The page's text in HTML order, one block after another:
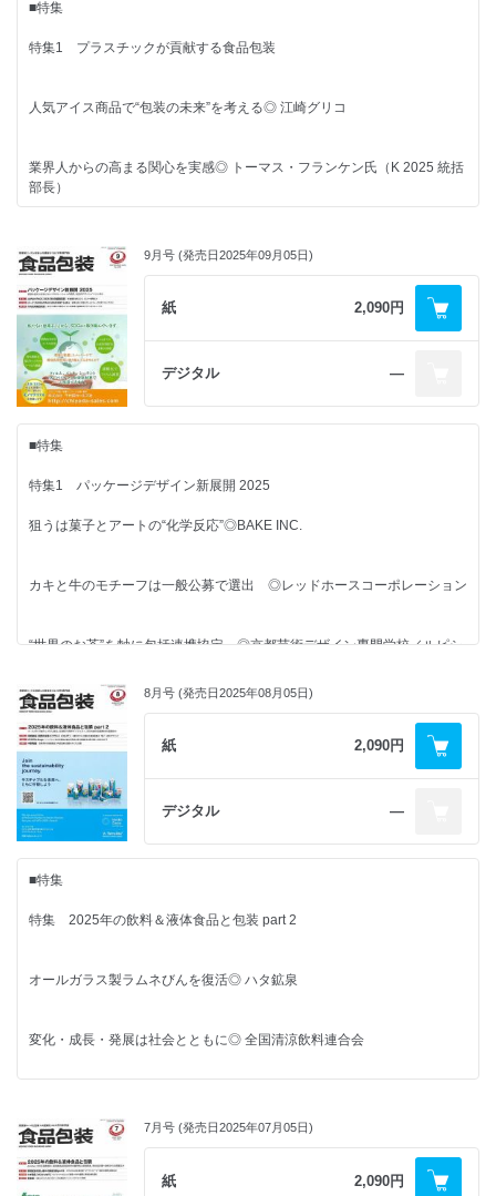
業界ウォッチャーズ
月刊非食品包装
購読申込書
広告索引
櫻正宗
マルコメ
日本包装学会
■その他
業界ウォッチャーズ
包装タイムスダイジェスト
月刊非食品包装
包装から見たバイオプラスチック関連企業
環境対応材料としてのプレゼンスは今でも健在◎ 松田修成
■連載
生成AIが拓くデザインの可能性 ◎ 田原未沙記
RFタグ進化論
久しぶりのももクロZ 熟練と成熟 ◎ 寺浦信之
■コラム
記念日でたどる 食品包装 歳時記
庶民文化の図像学
便利なボトルキャップで旅も快適に ◎ 筒巳素
■NEWS & TOPICS
Clear
エミリア・ロマーニャ州
メッセ・デュッセルドルフ・ジャパン
ハリマ化成グループ
■その他
広告索引
ものづくりはひとづくり ◎ 小林光
隔月刊連載 ニュースで読み解く包装情勢ワールドワイド
世界の小売流通関連企業 その事業展開と包装の環境政策【最終回】
RFタグ進化論
遠隔の目 ◎ 寺浦信之
■コラム
記念日でたどる 食品包装 歳時記
健康的な食生活も手軽に ◎ 12月13日は「ビタミンの日」
庶民文化の図像学
最中 ◎ 町田忍
パッケージ応援団
■NEWS & TOPICS
T&T TOYAMA
日本ガラスびん協会
Clear
寺岡精工
■その他
業界ウォッチャーズ
包装タイムスダイジェスト
月刊非食品包装
購読申込書
編集後記 & 次号予定
■包装トレンド東西南北
大豆主原料の主食をカップ型紙容器で
◎ フジッコ
■FPレポート
京都限定ブランド10周年でチョコ新作◎ ジェイ・ワークス
“わかりやすい”を制する者が信頼を得る◎ ユニバーサルコミュニケーショ
ンデザイン協会
家族で見つめる食と包装
元・開発者の視点～食品包装現場見聞録と未来に向けて～
レンジ対応おでんの卵の工夫 ◎ 小林光
世界の小売流通関連企業 その事業展開と包装の環境政策
アマゾン（Amazon.com, Inc.）【後編】◎ 松田修成
※寺浦信之氏の連載「RFタグ進化論」はお休みです
■コラム
記念日でたどる 食品包装 歳時記
庶民文化の図像学
パッケージ応援団
■NEWS & TOPICS
カルビー
■特集
特集1 プラスチックが貢献する食品包装
人気アイス商品で“包装の未来”を考える◎ 江崎グリコ
業界人からの高まる関心を実感◎ トーマス・フランケン氏（K 2025 統括
部長）
約18万㎡の会場にプラとゴムを全網羅◎ K 2025
“世界初公開”の成形機を3台も◎ K 2025出品ハイライト／日精エー・エ
ス・ビー機械
特集2 JAPAN PACK 2025 日本包装産業展 vol.2
より大きなソリューション提案を◎ 開催概要記者発表会
Japan
■CLOSE UP
「ポッキーチョコレート」
あえて基本のパッケージデザインはそのままに◎ 江崎グリコ
■包装トレンド東西南北
高級ブランドを現代仕様に復活
◎ 辰馬本家酒造
■FPレポート
資源循環の未来を共創で探る◎ 日本テトラパック
物流改革成果発表会を開催◎ 栗山米菓
家族で見つめる食と包装
包装ごみと見えない家事◎ 田原未沙記（ライター／日本カラーデザイン
研究所 特別研究員）
9月号 (発売日2025年09月05日)
紙 2,090円
デジタル ―
■特集
特集1 パッケージデザイン新展開 2025
狙うは菓子とアートの“化学反応”◎BAKE INC.
カキと牛のモチーフは一般公募で選出 ◎レッドホースコーポレーション
“世界のお茶”を軸に包括連携協定 ◎京都芸術デザイン専門学校／ルピシ
クリエイティブDに佐藤卓氏が就任 ◎東京ミッドタウン
カラトリーと個包装で“環境配慮”を推進 ◎日本マタイ
特集2 JAPAN PACK 2025 日本包装産業展
テーマは“超えて”“越えて”◎展示会主催者発表 開催概要＆見どころ
「MOUNTAIN GOURMET LAB.」
◎大丸松坂屋百貨店
■FPレポート
8月号 (発売日2025年08月05日)
紙 2,090円
デジタル ―
■特集
特集 2025年の飲料＆液体食品と包装 part 2
オールガラス製ラムネびんを復活◎ ハタ鉱泉
変化・成長・発展は社会とともに◎ 全国清涼飲料連合会
円筒形の紙容器入り飲料水を企業に発売◎ TOPPAN
7月号 (発売日2025年07月05日)
紙 2,090円